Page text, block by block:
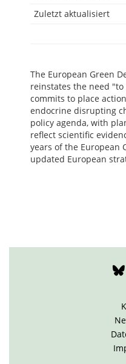
Zuletzt aktualisiert
The European Green
reinstates the need
commits to place
endocrine disrupting
policy agenda, with
reflect scientific
years of the European
updated European